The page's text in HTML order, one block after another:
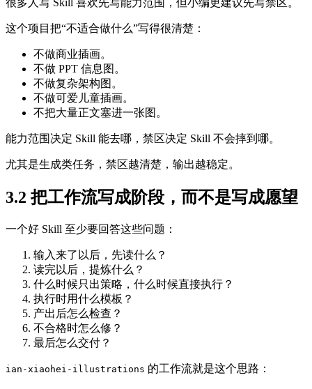
很多人写 Skill 喜欢先写能力范围，但小编更建议先写禁区。
这个项目把“不适合做什么”写得很清楚：
不做商业插画。
不做 PPT 信息图。
不做复杂架构图。
不做可爱儿童插画。
不把大量正文塞进一张图。
能力范围决定 Skill 能去哪，禁区决定 Skill 不会摔到哪。
尤其是生成类任务，禁区越清楚，输出越稳定。
3.2 把工作流写成阶段，而不是写成愿望
一个好 Skill 至少要回答这些问题：
输入来了以后，先读什么？
读完以后，提炼什么？
什么时候只出策略，什么时候直接执行？
执行时用什么模板？
产出后怎么检查？
不合格时怎么修？
最后怎么交付？
ian-xiaohei-illustrations 的工作流就是这个思路：